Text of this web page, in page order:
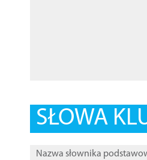
SŁOWA
Nazwa słownika